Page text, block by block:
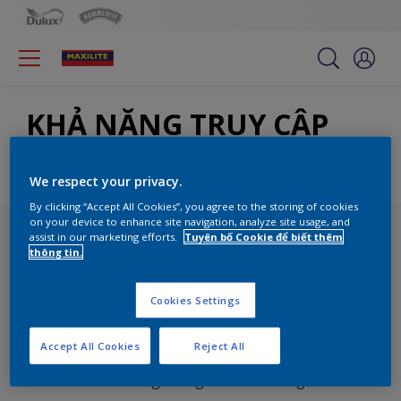
KHẢ NĂNG TRUY CẬP
Nhận bản tin của chúng tôi
Khám phá xu hướng trang trí và các ý tưởng trong
We respect your privacy.
By clicking “Accept All Cookies”, you agree to the storing of cookies
on your device to enhance site navigation, analyze site usage, and
assist in our marketing efforts.
Tuyên bố Cookie để biết thêm
thông tin.
Cookies Settings
Reject All
Accept All Cookies